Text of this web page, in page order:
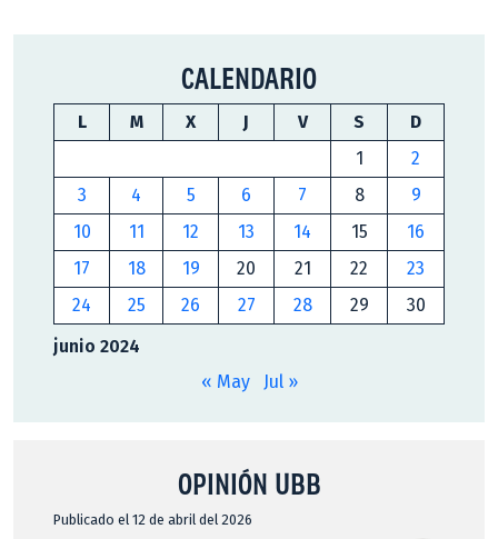
CALENDARIO
junio 2024
L M X J V S
D
1
2
3
4 5 6 7 8
9
10
11 12 13 14 15
16
17
18 19 20 21 22
23
24
25 26 27 28 29 30
« May Jul »
OPINIÓN UBB
Publicado el 12 de abril del 2026